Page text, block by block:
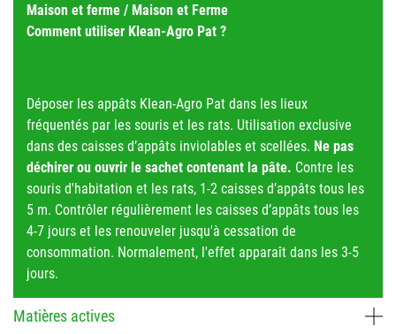
Maison et ferme / Maison et Ferme
Comment utiliser Klean-Agro Pat ?
Déposer les appâts Klean-Agro Pat dans les lieux
fréquentés par les souris et les rats. Utilisation exclusive
dans des caisses d’appâts inviolables et scellées. Ne pas
déchirer ou ouvrir le sachet contenant la pâte. Contre les
souris d'habitation et les rats, 1-2 caisses d’appâts tous les
5 m. Contrôler régulièrement les caisses d’appâts tous les
4-7 jours et les renouveler jusqu'à cessation de
consommation. Normalement, l'effet apparaît dans les 3-5
jours.
Matières actives